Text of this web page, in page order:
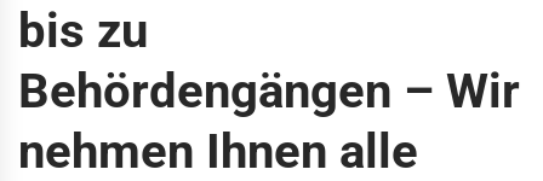
bis zu
Behördengängen – Wir
nehmen Ihnen alle